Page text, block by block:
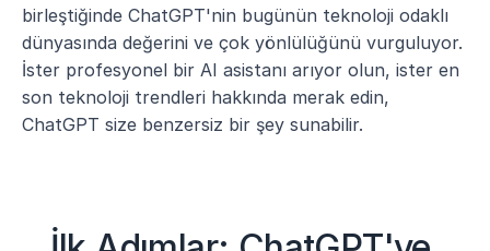
birleştiğinde ChatGPT'nin bugünün teknoloji odaklı
dünyasında değerini ve çok yönlülüğünü vurguluyor.
İster profesyonel bir AI asistanı arıyor olun, ister en
son teknoloji trendleri hakkında merak edin,
ChatGPT size benzersiz bir şey sunabilir.